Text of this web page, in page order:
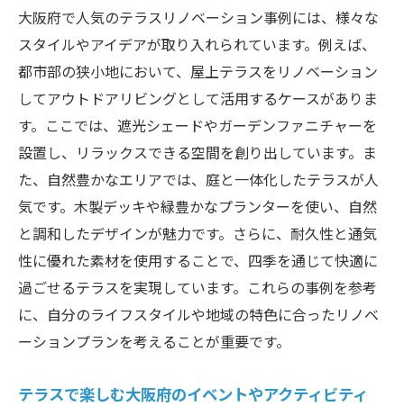
大阪府で人気のテラスリノベーション事例には、様々な
スタイルやアイデアが取り入れられています。例えば、
都市部の狭小地において、屋上テラスをリノベーション
してアウトドアリビングとして活用するケースがありま
す。ここでは、遮光シェードやガーデンファニチャーを
設置し、リラックスできる空間を創り出しています。ま
た、自然豊かなエリアでは、庭と一体化したテラスが人
気です。木製デッキや緑豊かなプランターを使い、自然
と調和したデザインが魅力です。さらに、耐久性と通気
性に優れた素材を使用することで、四季を通じて快適に
過ごせるテラスを実現しています。これらの事例を参考
に、自分のライフスタイルや地域の特色に合ったリノベ
ーションプランを考えることが重要です。
テラスで楽しむ大阪府のイベントやアクティビティ